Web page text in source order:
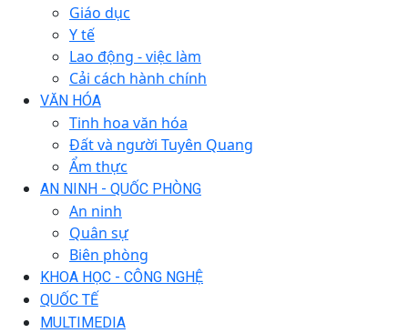
Giáo dục
Y tế
Lao động - việc làm
Cải cách hành chính
VĂN HÓA
Tinh hoa văn hóa
Đất và người Tuyên Quang
Ẩm thực
AN NINH - QUỐC PHÒNG
An ninh
Quân sự
Biên phòng
KHOA HỌC - CÔNG NGHỆ
QUỐC TẾ
MULTIMEDIA